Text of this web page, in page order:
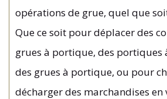
opérations de grue, quel que
Que ce soit pour déplacer des
grues à portique, des portiques
des grues à portique, ou pour
décharger des marchandises en